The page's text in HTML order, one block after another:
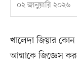
০২ জানুয়ারি ২০২৬
খালেদা জিয়ার
আম্মাকে জিজ্ঞেস